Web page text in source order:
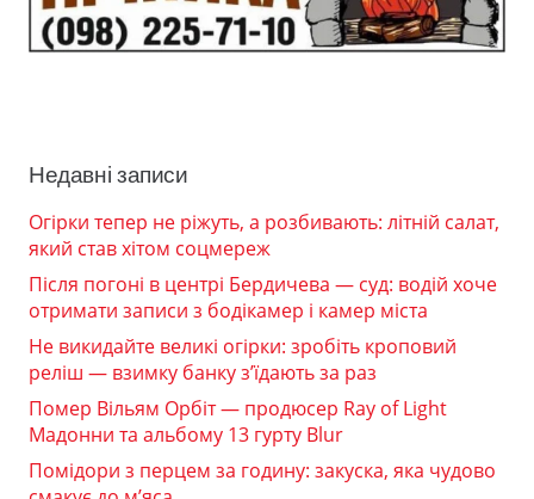
Недавні записи
Огірки тепер не ріжуть, а розбивають: літній салат,
який став хітом соцмереж
Після погоні в центрі Бердичева — суд: водій хоче
отримати записи з бодікамер і камер міста
Не викидайте великі огірки: зробіть кроповий
реліш — взимку банку з’їдають за раз
Помер Вільям Орбіт — продюсер Ray of Light
Мадонни та альбому 13 гурту Blur
Помідори з перцем за годину: закуска, яка чудово